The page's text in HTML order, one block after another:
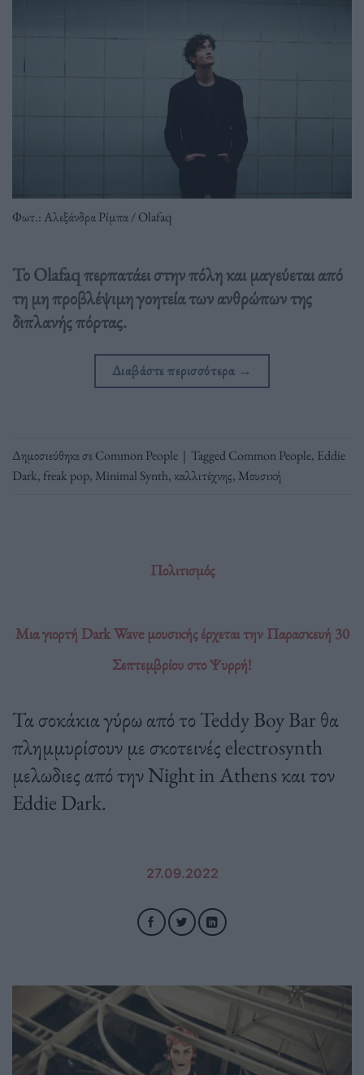
Φωτ.: Αλεξάνδρα Ρίμπα / Olafaq
Το Olafaq περπατάει στην πόλη και μαγεύεται από
τη μη προβλέψιμη γοητεία των ανθρώπων της
διπλανής πόρτας.
Διαβάστε περισσότερα →
Δημοσιεύθηκε σεCommon People | TaggedCommon People, Eddie
Dark, freak pop, Minimal Synth,καλλιτέχνης, Μουσική
Πολιτισμός
Μια γιορτή Dark Wave μουσικής έρχεται την Παρασκευή 30
Σεπτεμβρίου στο Ψυρρή!
Τα σοκάκια γύρω από το Teddy Boy Bar θα
πλημμυρίσουν με σκοτεινές electrosynth
μελωδιες από την Night in Athens και τον
Eddie Dark.
27.09.2022